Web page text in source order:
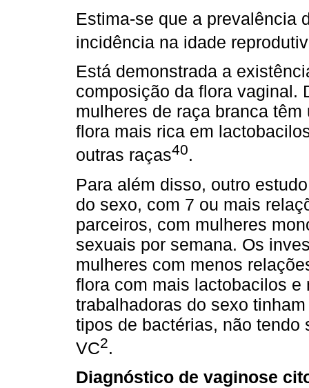
Estima-se que a prevalência
incidência na idade
Está demonstrada a
composição da flora vaginal.
mulheres de raça branca
flora mais rica em
outras raças40.
Para além disso, outro
do sexo, com 7 ou mais
parceiros, com mulheres
sexuais por semana. Os
mulheres com menos
flora com mais lactobacilos
trabalhadoras do sexo
tipos de bactérias, não
VC2.
Diagnóstico de vaginose